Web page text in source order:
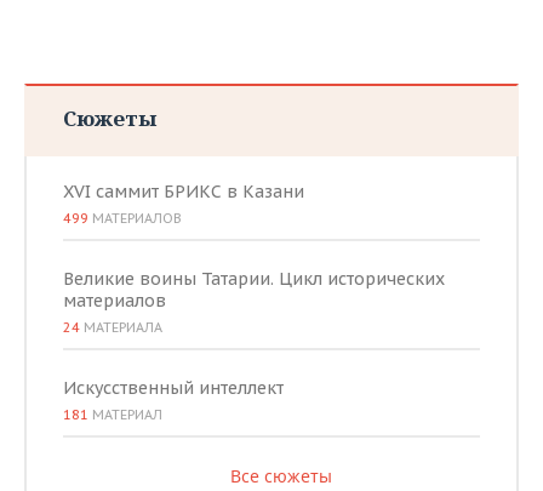
Сюжеты
XVI саммит БРИКС в Казани
499 МАТЕРИАЛОВ
Великие воины Татарии. Цикл исторических
материалов
24 МАТЕРИАЛА
Искусственный интеллект
181 МАТЕРИАЛ
Все сюжеты